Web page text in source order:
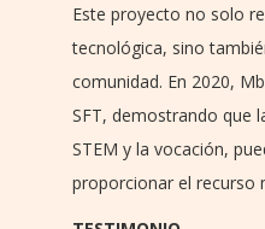
Este proyecto no solo
tecnológica, sino
comunidad. En 2020,
SFT, demostrando que
STEM y la vocación,
proporcionar el recurso